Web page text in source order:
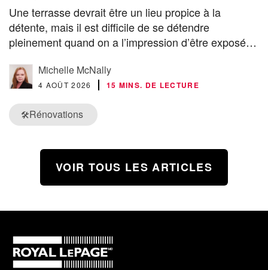
Une terrasse devrait être un lieu propice à la
détente, mais il est difficile de se détendre
pleinement quand on a l’impression d’être exposé…
Michelle McNally
4 AOÛT 2026 15 MINS. DE LECTURE
🛠️Rénovations
VOIR TOUS LES ARTICLES